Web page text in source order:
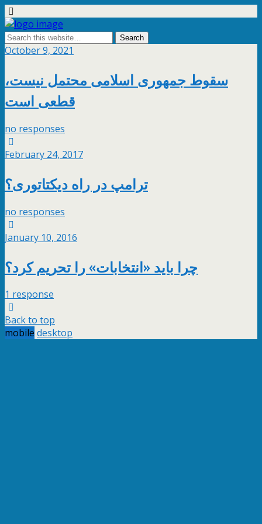
October 9, 2021
سقوط جمهوری اسلامی محتمل نیست،
قطعی است
no responses
February 24, 2017
ترامپ در راه دیکتاتوری؟
no responses
January 10, 2016
چرا باید «انتخابات» را تحریم کرد؟
1 response
Back to top
mobile desktop